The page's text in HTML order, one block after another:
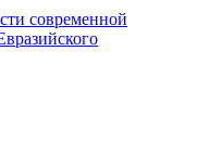
современной